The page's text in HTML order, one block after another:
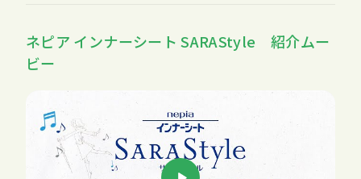
ネピア インナーシート SARAStyle 紹介ムー
ビー